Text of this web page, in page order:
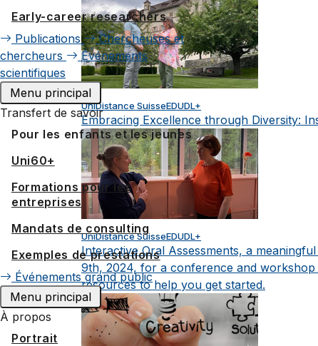
Early-career researchers
Publications
Chercheuses et
chercheurs
Événements
scientifiques
Menu principal
Transfert de savoir
Pour les enfants et les jeunes
Uni60+
Formations pour les
entreprises
Mandats de consulting
Exemples de prestations
Événements grand public
Menu principal
À propos
Portrait
UniDistance SuisseEDUDL+
Embracing Excellence through Diversity:
UniDistance SuisseEDUDL+
Interactive Oral Assessments, a
9th, 2024, for a conference and workshop
resources to help you get started.